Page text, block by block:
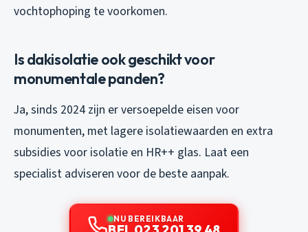
vochtophoping te voorkomen.
Is dakisolatie ook geschikt voor
monumentale panden?
Ja, sinds 2024 zijn er versoepelde eisen voor
monumenten, met lagere isolatiewaarden en extra
subsidies voor isolatie en HR++ glas. Laat een
specialist adviseren voor de beste aanpak.
NU BEREIKBAAR